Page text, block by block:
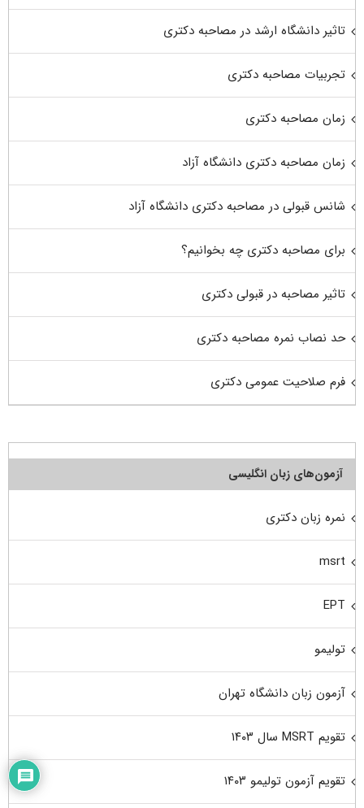
تاثیر دانشگاه ارشد در مصاحبه دکتری
تجربیات مصاحبه دکتری
زمان مصاحبه دکتری
زمان مصاحبه دکتری دانشگاه آزاد
شانس قبولی در مصاحبه دکتری دانشگاه آزاد
برای مصاحبه دکتری چه بخوانیم؟
تاثیر مصاحبه در قبولی دکتری
حد نصاب نمره مصاحبه دکتری
فرم صلاحیت عمومی دکتری
آزمون‌های زبان انگلیسی
نمره زبان دکتری
msrt
EPT
تولیمو
آزمون زبان دانشگاه تهران
تقویم MSRT سال ۱۴۰۳
تقویم آزمون تولیمو ۱۴۰۳